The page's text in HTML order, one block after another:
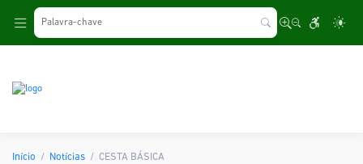
Início Notícias CESTA BÁSICA